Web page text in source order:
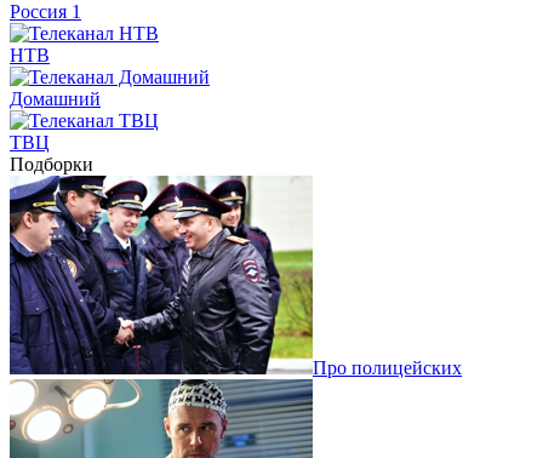
Россия 1
НТВ
Домашний
ТВЦ
Подборки
Про полицейских